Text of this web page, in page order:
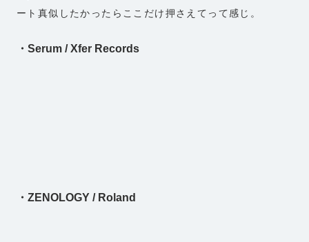
ート真似したかったらここだけ押さえてって感じ。
・Serum / Xfer Records
・ZENOLOGY / Roland